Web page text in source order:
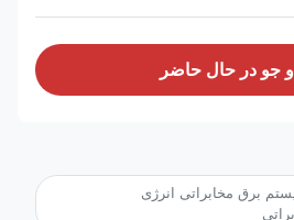
جو در حال حاضر
برق مخابراتی انرژی